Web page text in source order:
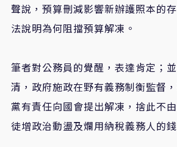
聲說，預算刪減影響新辦護照本的
法說明為何阻擋預算解凍。
筆者對公務員的覺醒，表達肯定；
清，政府施政在野有義務制衡監督
黨有責任向國會提出解凍，捨此不
徒增政治動盪及爛用納稅義務人的錢